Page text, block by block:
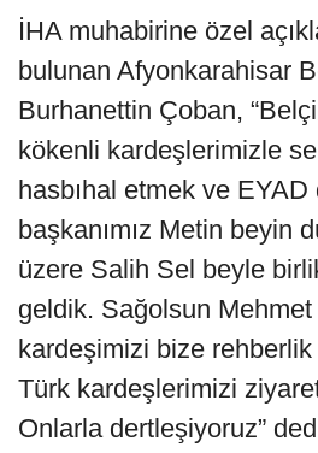
İHA muhabirine özel
bulunan Afyonkarahisar
Burhanettin Çoban,
kökenli kardeşlerimizle
hasbıhal etmek ve EYAD
başkanımız Metin beyin
üzere Salih Sel beyle
geldik. Sağolsun
kardeşimizi bize
Türk kardeşlerimizi
Onlarla dertleşiyoruz”